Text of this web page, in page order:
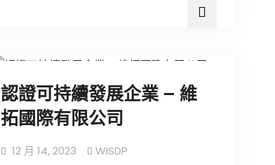
認證可持續發展企業 – 維
拓國際有限公司
12 月 14, 2023 WISDP